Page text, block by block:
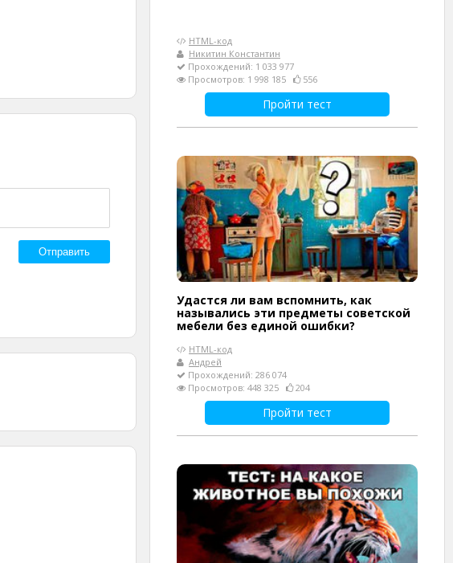
HTML-код
Никитин Константин
Прохождений: 1 033 977
Просмотров: 1 998 185
556
Пройти тест
Удастся ли вам вспомнить, как
назывались эти предметы советской
мебели без единой ошибки?
HTML-код
Андрей
Прохождений: 286 074
Просмотров: 448 325
204
Пройти тест